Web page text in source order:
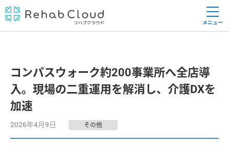
メニュー
コンパスウォーク約200事業所へ全店導
入。現場の二重運用を解消し、介護DXを
加速
2026年4月9日 その他